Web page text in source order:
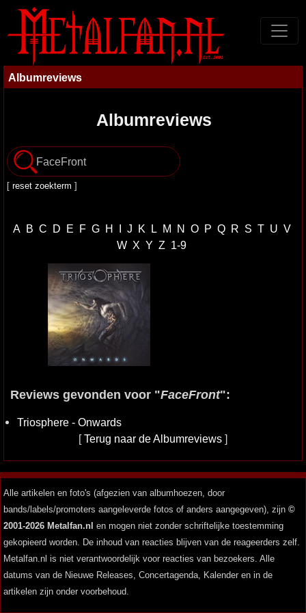
Albumreviews
Albumreviews
[ reset zoekterm ]
A B C D E F G H I J K L M N O P Q R S T U V
W X Y Z 1-9
Reviews gevonden voor "FaceFront":
Triosphere - Onwards
[Terug naar de Albumreviews ]
Alle artikelen en foto's (afgezien van albumhoezen, door
bands/labels/promoters aangeleverde fotos of anders aangegeven), zijn ©
2001-2026 Metalfan.nl en mogen niet zonder schriftelijke toestemming
gekopieerd worden. De inhoud van reacties blijven van de reageerders zelf.
Metalfan.nl is niet verantwoordelijk voor reacties van bezoekers. Alle
datums van de Nieuwe Releases, Concertagenda, Kalender en in de
artikelen zijn onder voorbehoud.